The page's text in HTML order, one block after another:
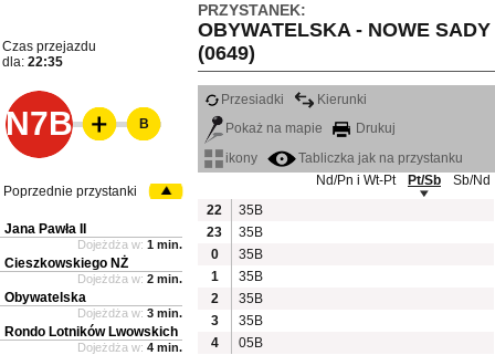
PRZYSTANEK:
OBYWATELSKA - NOWE SADY
(0649)
Czas przejazdu
dla: 22:35
N7B
Przesiadki
Kierunki
Pokaż na mapie
Drukuj
ikony
Tabliczka jak na przystanku
Nd/Pn i Wt-Pt
Pt/Sb
Sb/Nd
22
35B
23
35B
0
35B
1
35B
2
35B
3
35B
4
05B
B
Poprzednie przystanki
Jana Pawła II
Dojeżdża w: 1 min.
Cieszkowskiego NŻ
Dojeżdża w: 2 min.
Obywatelska
Dojeżdża w: 3 min.
Rondo Lotników Lwowskich
Dojeżdża w: 4 min.